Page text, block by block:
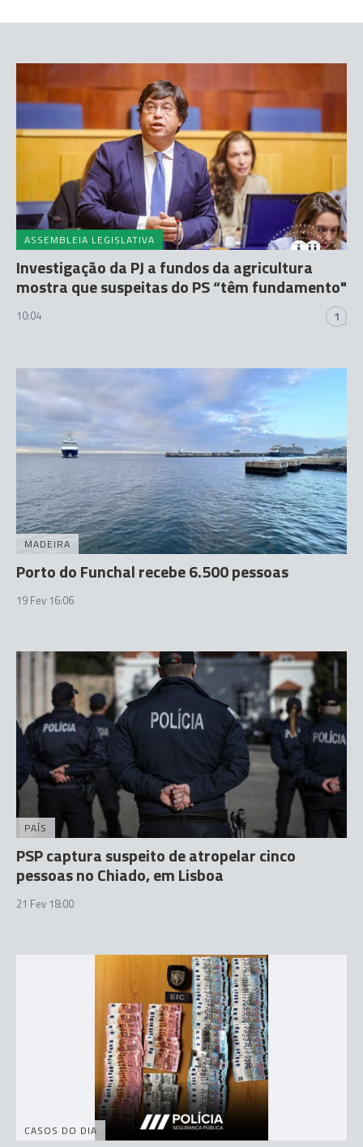
ASSEMBLEIA LEGISLATIVA
Investigação da PJ a fundos da agricultura
mostra que suspeitas do PS “têm fundamento"
10:04 1
MADEIRA
Porto do Funchal recebe 6.500 pessoas
19 Fev 16:06
PAÍS
PSP captura suspeito de atropelar cinco
pessoas no Chiado, em Lisboa
21 Fev 18:00
CASOS DO DIA